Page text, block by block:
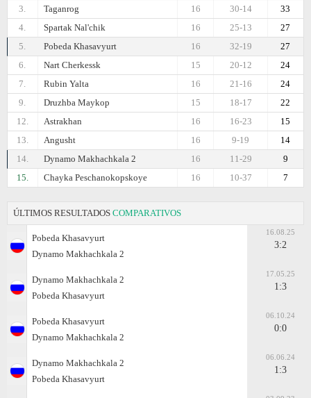
3.
Taganrog 33
30-14
16
4.
Spartak Nal'chik 27
25-13
16
5.
Pobeda Khasavyurt 27
32-19
16
6.
Nart Cherkessk 24
20-12
15
7.
Rubin Yalta 24
21-16
16
9.
Druzhba Maykop 22
18-17
15
12.
Astrakhan 15
16-23
16
13.
Angusht 14
9-19
16
14.
Dynamo Makhachkala 2 9
11-29
16
15.
Chayka Peschanokopskoye 7
10-37
16
ÚLTIMOS RESULTADOS COMPARATIVOS
Pobeda Khasavyurt
Dynamo Makhachkala 2
16.08.25
3:2
Dynamo Makhachkala 2
Pobeda Khasavyurt
17.05.25
1:3
Pobeda Khasavyurt
Dynamo Makhachkala 2
06.10.24
0:0
Dynamo Makhachkala 2
Pobeda Khasavyurt
06.06.24
1:3